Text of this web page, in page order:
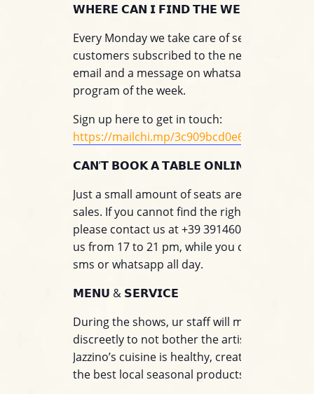
𝗪𝗛𝗘𝗥𝗘 𝗖𝗔𝗡 𝗜 𝗙𝗜𝗡𝗗 𝗧𝗛𝗘 𝗪𝗘𝗘𝗞𝗟𝗬
Every Monday we take care of sending to all
customers subscribed to the newsletter
email and a message on whatsapp with the
program of the week.
Sign up here to get in touch:
https://mailchi.mp/3c909bcd0e60/
𝗖𝗔𝗡’𝗧 𝗕𝗢𝗢𝗞 𝗔 𝗧𝗔𝗕𝗟𝗘 𝗢𝗡𝗟𝗜𝗡𝗘?
Just a small amount of seats are available for
sales. If you cannot find the right table for
please contact us at +39 3914603924. You
us from 17 to 21 pm, while you can write to
sms or whatsapp all day.
𝗠𝗘𝗡𝗨 & 𝗦𝗘𝗥𝗩𝗜𝗖𝗘
During the shows, ur staff will move around
discreetly to not bother the artists on stage.
Jazzino’s cuisine is healthy, creative and
the best local seasonal products.